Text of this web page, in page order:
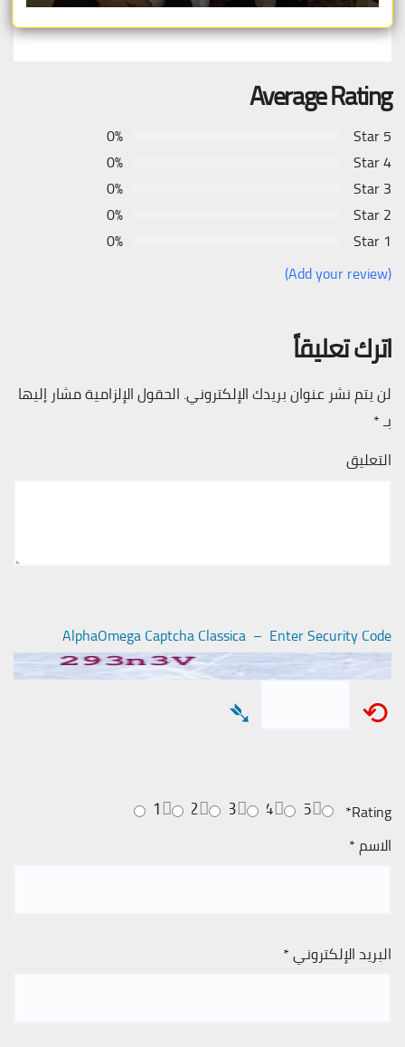
Average Rating
5 Star
0%
4 Star
0%
3 Star
0%
2 Star
0%
1 Star
0%
(Add your review)
اترك تعليقاً
لن يتم نشر عنوان بريدك الإلكتروني. الحقول الإلزامية مشار إليها
بـ*
التعليق
AlphaOmega Captcha Classica – Enter Security Code
⟲
➴
Rating
*
5
4
3
2
1
الاسم*
البريد الإلكتروني*